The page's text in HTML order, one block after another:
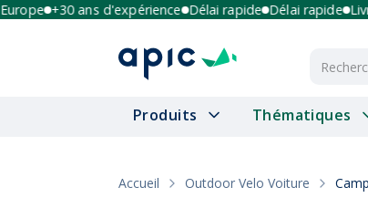
+30 ans d'expérience Délai rapide Délai rapide
Produits Thématiques
Accueil Outdoor Velo Voiture